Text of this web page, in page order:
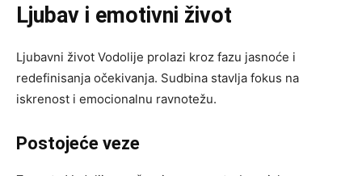
Ljubav i emotivni život
Ljubavni život Vodolije prolazi kroz fazu jasnoće i
redefinisanja očekivanja. Sudbina stavlja fokus na
iskrenost i emocionalnu ravnotežu.
Postojeće veze